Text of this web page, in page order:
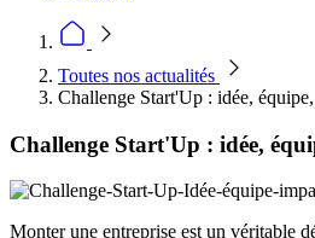
Toutes nos actualités
Challenge Start'Up : idée,
Challenge Start'Up : idée,
Monter une entreprise est un véritable